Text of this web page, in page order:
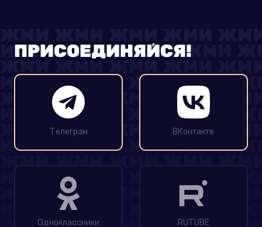
ПРИСОЕДИНЯЙСЯ!
Телеграм ВКонтакте
Одноклассники RUTUBE